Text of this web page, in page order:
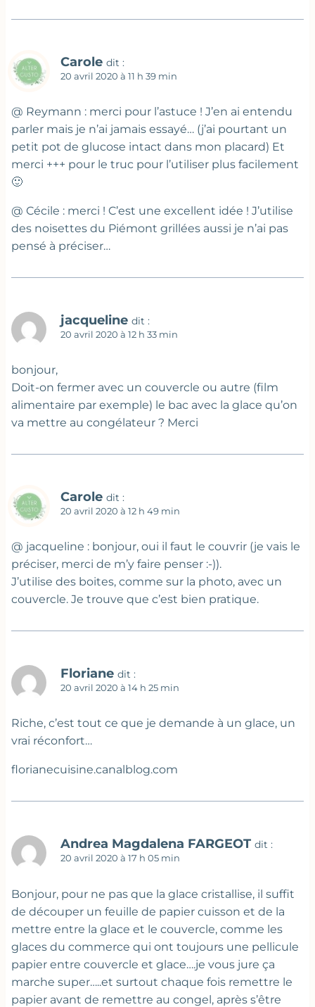
Carole dit :
20 avril 2020 à 11 h 39 min
@ Reymann : merci pour l’astuce ! J’en ai entendu
parler mais je n’ai jamais essayé… (j’ai pourtant un
petit pot de glucose intact dans mon placard) Et
merci +++ pour le truc pour l’utiliser plus facilement
🙂
@ Cécile : merci ! C’est une excellent idée ! J’utilise
des noisettes du Piémont grillées aussi je n’ai pas
pensé à préciser…
jacqueline dit :
20 avril 2020 à 12 h 33 min
bonjour,
Doit-on fermer avec un couvercle ou autre (film
alimentaire par exemple) le bac avec la glace qu’on
va mettre au congélateur ? Merci
Carole dit :
20 avril 2020 à 12 h 49 min
@ jacqueline : bonjour, oui il faut le couvrir (je vais le
préciser, merci de m’y faire penser :-)).
J’utilise des boites, comme sur la photo, avec un
couvercle. Je trouve que c’est bien pratique.
Floriane dit :
20 avril 2020 à 14 h 25 min
Riche, c’est tout ce que je demande à un glace, un
vrai réconfort…
florianecuisine.canalblog.com
Andrea Magdalena FARGEOT dit :
20 avril 2020 à 17 h 05 min
Bonjour, pour ne pas que la glace cristallise, il suffit
de découper un feuille de papier cuisson et de la
mettre entre la glace et le couvercle, comme les
glaces du commerce qui ont toujours une pellicule
papier entre couvercle et glace….je vous jure ça
marche super…..et surtout chaque fois remettre le
papier avant de remettre au congel, après s’être